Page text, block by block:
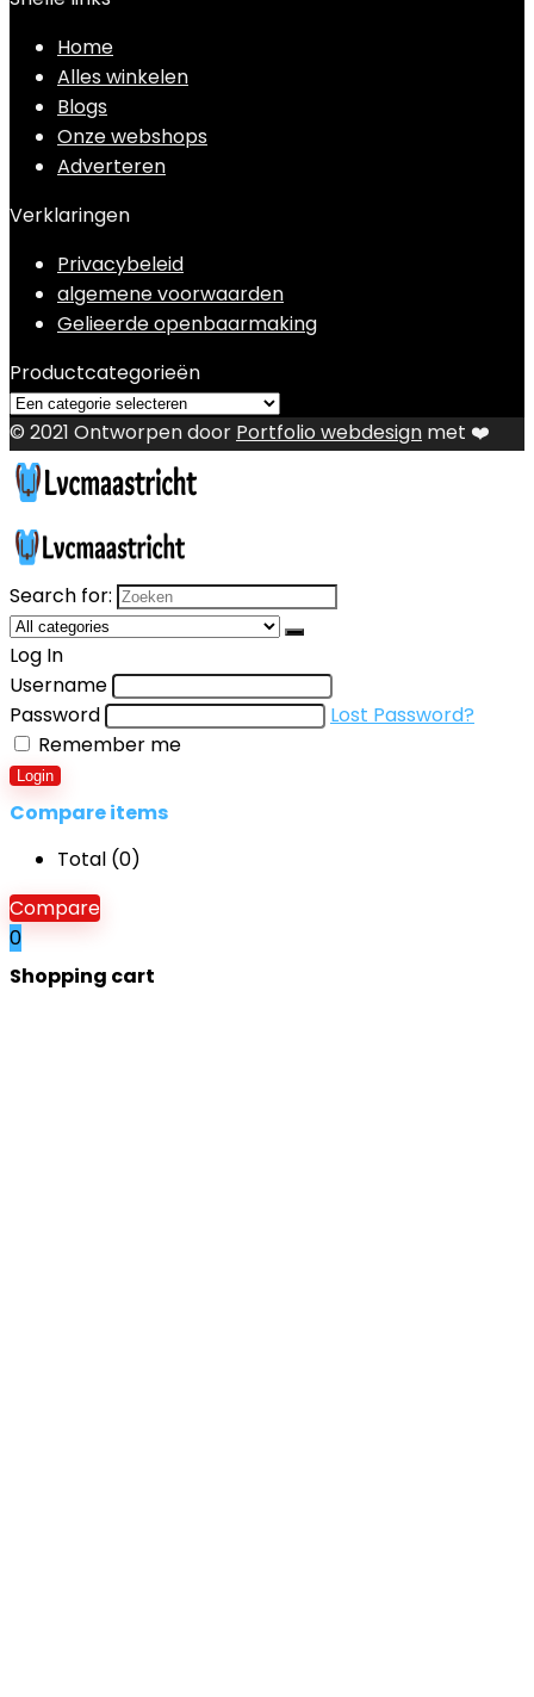
Home
Alles winkelen
Blogs
Onze webshops
Adverteren
Verklaringen
Privacybeleid
algemene voorwaarden
Gelieerde openbaarmaking
Productcategorieën
© 2021 Ontworpen door Portfolio webdesign met ❤️
Search for:
Log In
Username
Password
Lost Password?
Remember me
Login
Compare items
Total (0)
Compare
0
Shopping cart